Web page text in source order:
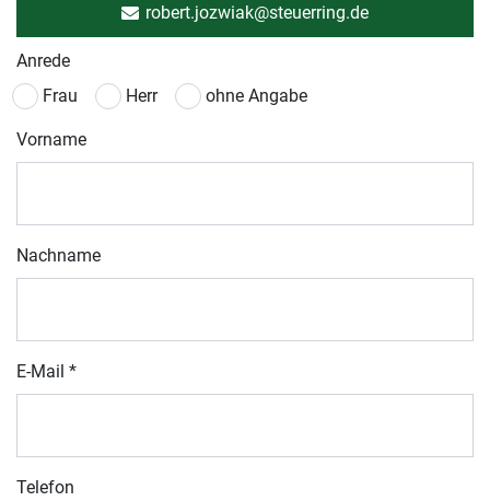
robert.jozwiak@steuerring.de
Anrede
Frau
Herr ohne Angabe
Vorname
Nachname
E-Mail *
Telefon